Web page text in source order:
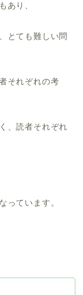
あり、
とても難しい問
それぞれの考
、読者それぞれ
っています。